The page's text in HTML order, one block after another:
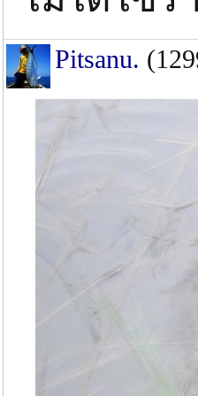
Pitsanu.